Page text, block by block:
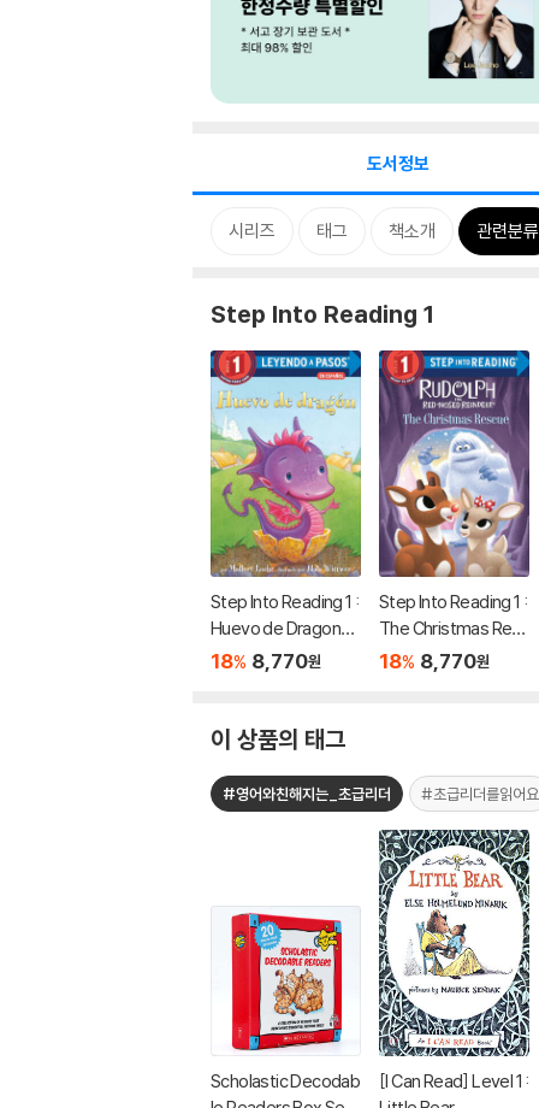
도서정보
시리즈 태그 책소개 관련분류
Step Into Reading 1
Step Into Reading 1 :
Huevo de Dragon
(Dragon Egg Spanis
18% 8,770원
Step Into Reading 1 :
The Christmas Res
cue (Rudolph the Re
18% 8,770원
이 상품의 태그
#영어와친해지는_초급리더 #초급리더를읽어요
Scholastic Decodab
[I Can Read] Level 1 :